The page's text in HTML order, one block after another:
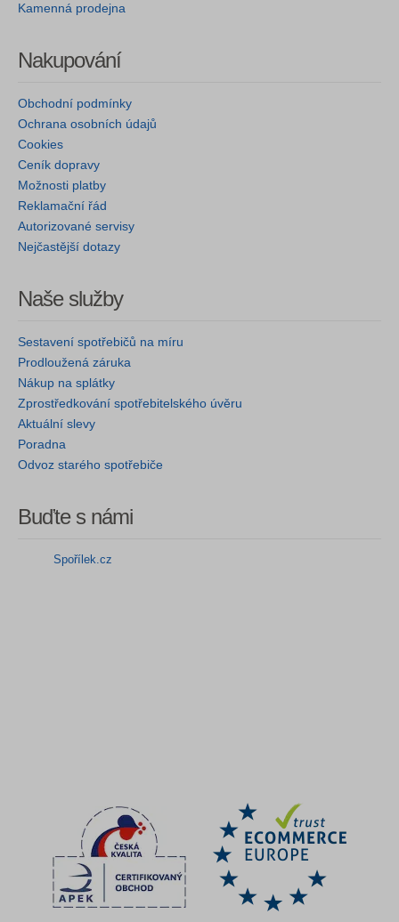
Kamenná prodejna
Nakupování
Obchodní podmínky
Ochrana osobních údajů
Cookies
Ceník dopravy
Možnosti platby
Reklamační řád
Autorizované servisy
Nejčastější dotazy
Naše služby
Sestavení spotřebičů na míru
Prodloužená záruka
Nákup na splátky
Zprostředkování spotřebitelského úvěru
Aktuální slevy
Poradna
Odvoz starého spotřebiče
Buďte s námi
Spořílek.cz